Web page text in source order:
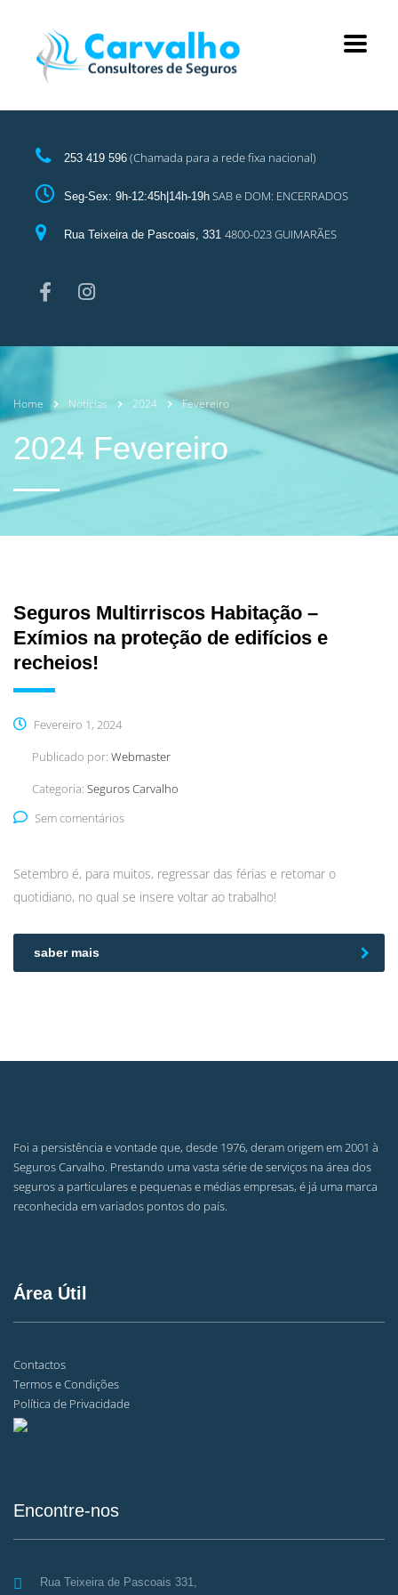
253 419 596 (Chamada para a rede fixa nacional)
Seg-Sex: 9h-12:45h|14h-19h SAB e DOM: ENCERRADOS
Rua Teixeira de Pascoais, 331 4800-023 GUIMARÃES
Home Notícias 2024 Fevereiro
2024 Fevereiro
Seguros Multirriscos Habitação –
Exímios na proteção de edifícios e
recheios!
Fevereiro 1, 2024
Publicado por: Webmaster
Categoria: Seguros Carvalho
Sem comentários
Setembro é, para muitos, regressar das férias e retomar o
quotidiano, no qual se insere voltar ao trabalho!
saber mais
Foi a persistência e vontade que, desde 1976, deram origem em 2001 à
Seguros Carvalho. Prestando uma vasta série de serviços na área dos
seguros a particulares e pequenas e médias empresas, é já uma marca
reconhecida em variados pontos do país.
Área Útil
Contactos
Termos e Condições
Política de Privacidade
Encontre-nos
Rua Teixeira de Pascoais 331,